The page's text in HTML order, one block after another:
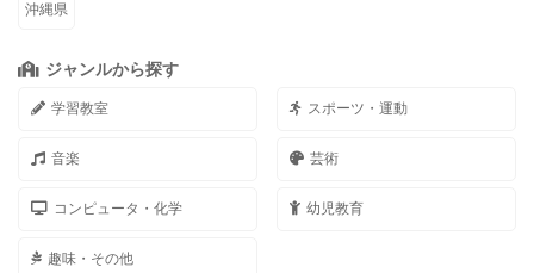
沖縄県
ジャンルから探す
学習教室 スポーツ・運動
音楽 芸術
コンピュータ・化学 幼児教育
趣味・その他